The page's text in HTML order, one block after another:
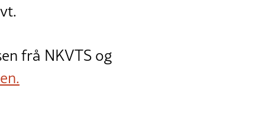
frå NKVTS og